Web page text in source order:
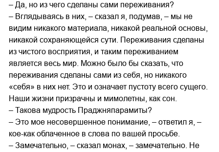
– Да, но из чего сделаны сами переживания?
– Вглядываясь в них, – сказал я, подумав, – мы не
видим никакого материала, никакой реальной основы,
никакой сохраняющейся сути. Переживания сделаны
из чистого восприятия, и таким переживанием
является весь мир. Можно было бы сказать, что
переживания сделаны сами из себя, но никакого
«себя» в них нет. Это и означает пустоту всего сущего.
Наши жизни призрачны и мимолетны, как сон.
– Такова мудрость Праджняпарамиты?
– Это мое несовершенное понимание, – ответил я, –
кое-как облаченное в слова по вашей просьбе.
– Замечательно, – сказал монах, – замечательно. Не